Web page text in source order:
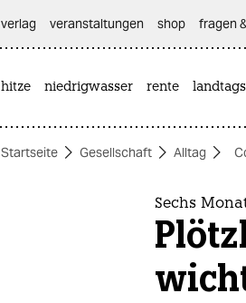
themen
verlag
veranstaltungen shop fragen
hitze niedrigwasser rente
Startseite Gesellschaft Alltag
Sechs